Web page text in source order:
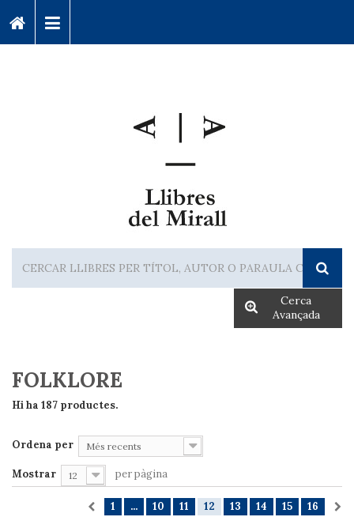
Cerca
Avançada
FOLKLORE
Hi ha 187 productes.
Ordena per Més recents
Mostrar 12 per pàgina
1 ... 10 11 12 13 14 15 16